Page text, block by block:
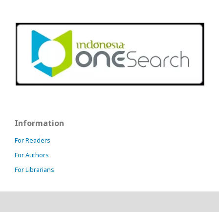
Information
For Readers
For Authors
For Librarians